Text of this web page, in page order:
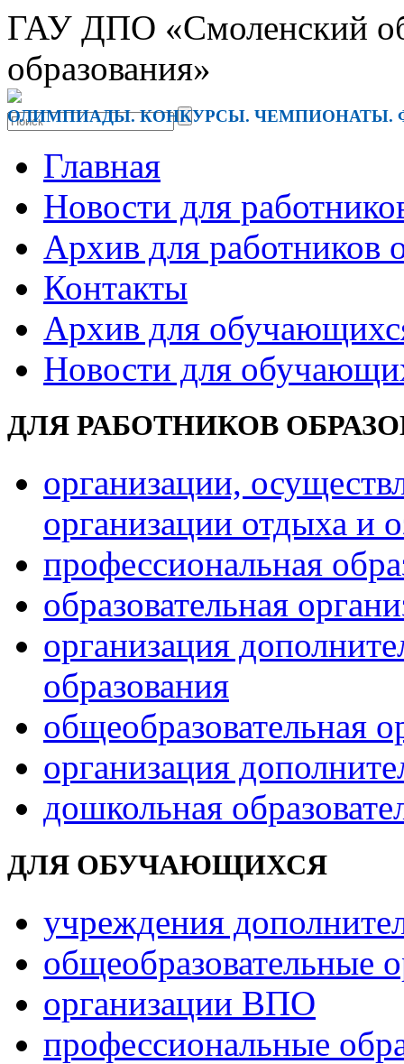
ГАУ ДПО «Смоленский
образования»
ОЛИМПИАДЫ. КОНКУРСЫ. ЧЕМПИОНАТЫ.
Главная
Новости для
Архив для работников
Контакты
Архив для
Новости для
ДЛЯ РАБОТНИКОВ
организации,
организации отдыха и
профессиональная
образовательная
организация
образования
общеобразовательная
организация
дошкольная
ДЛЯ ОБУЧАЮЩИХСЯ
учреждения
общеобразовательные
организации ВПО
профессиональные